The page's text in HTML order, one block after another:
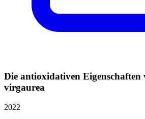
Die antioxidativen Eigenschaften
virgaurea
2022